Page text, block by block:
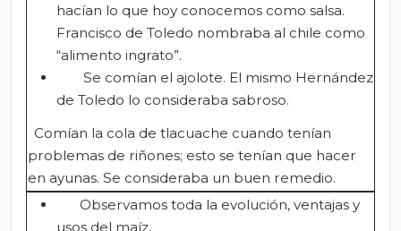
hacían lo que hoy conocemos como salsa.
Francisco de Toledo nombraba al chile como
“alimento ingrato”.
Se comían el ajolote. El mismo Hernández
de Toledo lo consideraba sabroso.
Comían la cola de tlacuache cuando tenían
problemas de riñones; esto se tenían que hacer
en ayunas. Se consideraba un buen remedio.
Observamos toda la evolución, ventajas y
usos del maíz.